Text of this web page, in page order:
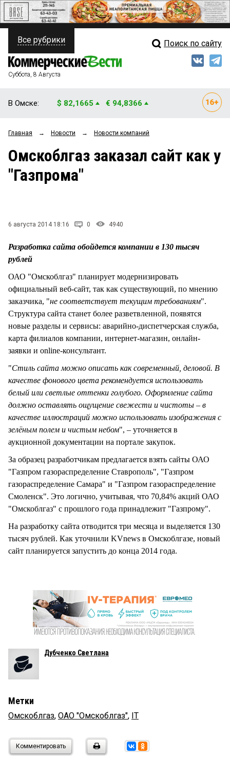
ПОЛИТИКА
ФИНАНСЫ
ОБЩЕСТВО
ЗАКОН
НОВОСТИ КОМПАНИЙ
СТИЛЬ ЖИЗНИ
Свежий выпуск
Мнения
Рейтинги
Все рубрики Поиск по сайту
Суббота, 8 Августа
В Омске: $ 82,1665 € 94,8366
Главная → Новости → Новости компаний
Омскоблгаз заказал сайт как у
"Газпрома"
6 августа 2014 18:16 0 4940
Разработка сайта обойдется компании в 130 тысяч
рублей
ОАО "Омскоблгаз" планирует модернизировать
официальный веб-сайт, так как существующий, по мнению
заказчика, "не соответствует текущим требованиям".
Структура сайта станет более разветвленной, появятся
новые разделы и сервисы: аварийно-диспетчерская служба,
карта филиалов компании, интернет-магазин, онлайн-
заявки и online-консультант.
"Стиль сайта можно описать как современный, деловой. В
качестве фонового цвета рекомендуется использовать
белый или светлые оттенки голубого. Оформление сайта
должно оставлять ощущение свежести и чистоты – в
качестве иллюстраций можно использовать изображения с
зелёным полем и чистым небом", – уточняется в
аукционной документации на портале закупок.
За образец разработчикам предлагается взять сайты ОАО
"Газпром газораспределение Ставрополь", "Газпром
газораспределение Самара" и "Газпром газораспределение
Смоленск". Это логично, учитывая, что 70,84% акций ОАО
"Омскоблгаз" с прошлого года принадлежит "Газпрому".
На разработку сайта отводится три месяца и выделяется 130
тысяч рублей. Как уточнили KVnews в Омскоблгазе, новый
сайт планируется запустить до конца 2014 года.
Дубченко Светлана
Метки
Омскоблгаз, ОАО "Омскоблгаз", IT
Комментировать